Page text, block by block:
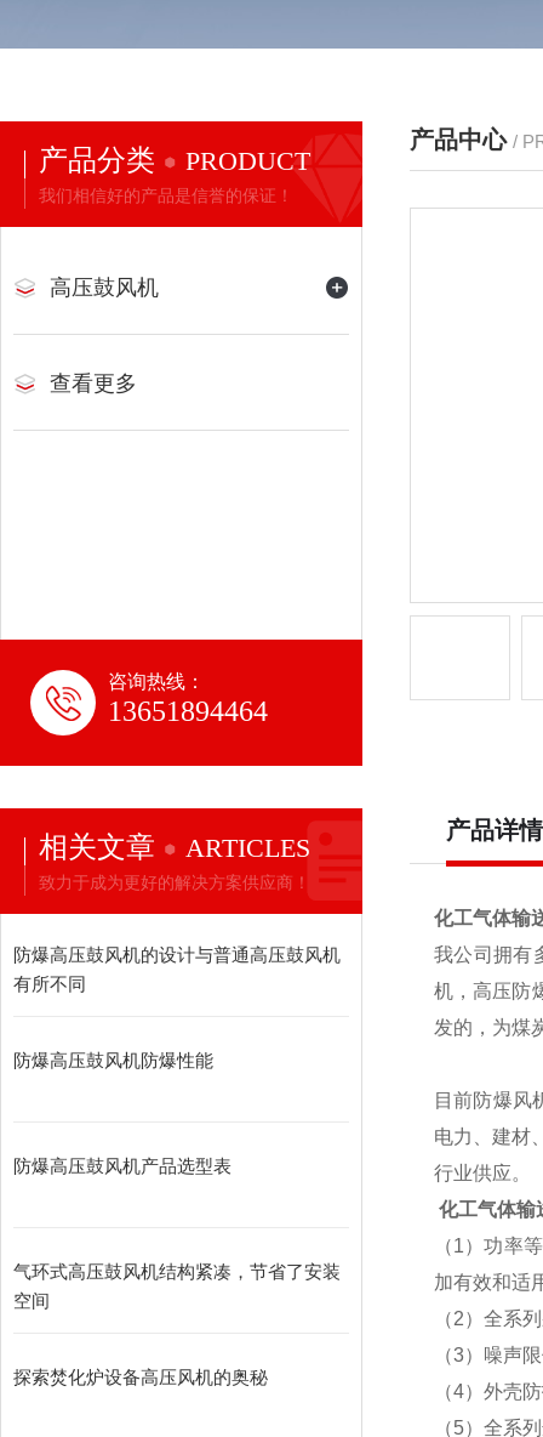
产品分类 PRODUCT
我们相信好的产品是信誉的保证！
高压鼓风机
查看更多
咨询热线：
13651894464
相关文章 ARTICLES
致力于成为更好的解决方案供应商！
防爆高压鼓风机的设计与普通高压鼓风机
有所不同
防爆高压鼓风机防爆性能
防爆高压鼓风机产品选型表
气环式高压鼓风机结构紧凑，节省了安装
空间
探索焚化炉设备高压风机的奥秘
产品中心 /
产品详情
化工气体输
我公司拥有
机，高压防
发的，为煤
目前防爆风
电力、建材
行业供应。
化工气体输
（1）功率
加有效和适
（2）全系
（3）噪声
（4）外壳
（5）全系